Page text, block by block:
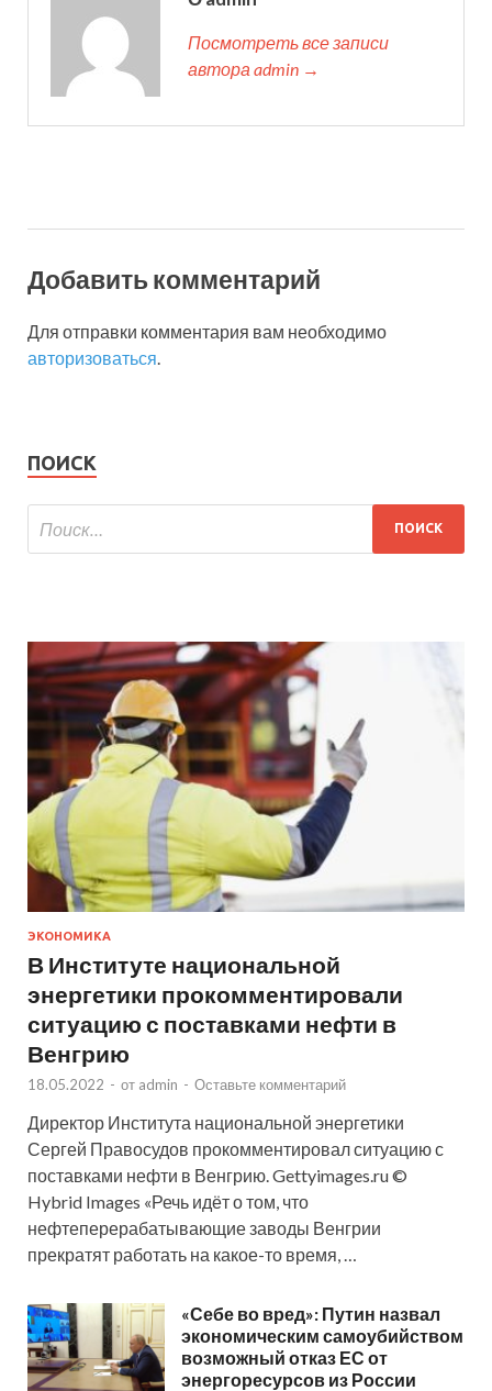
Посмотреть все записи
автора admin →
Добавить комментарий
Для отправки комментария вам необходимо
авторизоваться
ПОИСК
ЭКОНОМИКА
В Институте национальной
энергетики прокомментировали
ситуацию с поставками нефти в
Венгрию
18.05.2022 - от admin - Оставьте комментарий
Директор Института национальной энергетики
Сергей Правосудов прокомментировал ситуацию с
поставками нефти в Венгрию. Gettyimages.ru ©
Hybrid Images «Речь идёт о том, что
нефтеперерабатывающие заводы Венгрии
прекратят работать на какое-то время, …
«Себе во вред»: Путин назвал
экономическим самоубийством
возможный отказ ЕС от
энергоресурсов из России